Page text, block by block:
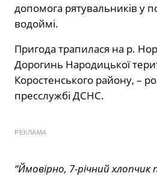
допомога рятувальників у
водоймі.
Пригода трапилася на р.
Дорогинь Народицької
Коростенського району, –
пресслужбі ДСНС.
РЕКЛАМА
“Ймовірно, 7-річний хлопчик